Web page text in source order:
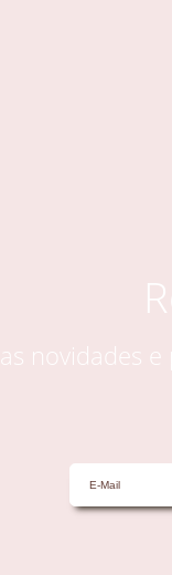
novidades